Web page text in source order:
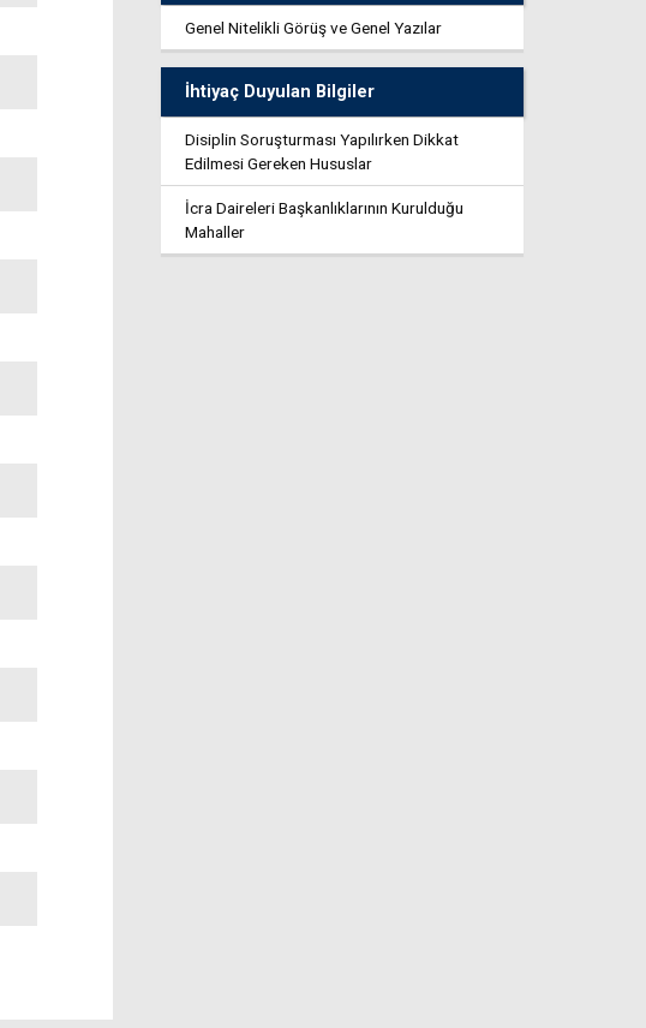
Genel Nitelikli Görüş ve Genel Yazılar
İhtiyaç Duyulan Bilgiler
Disiplin Soruşturması Yapılırken Dikkat
Edilmesi Gereken Hususlar
İcra Daireleri Başkanlıklarının Kurulduğu
Mahaller